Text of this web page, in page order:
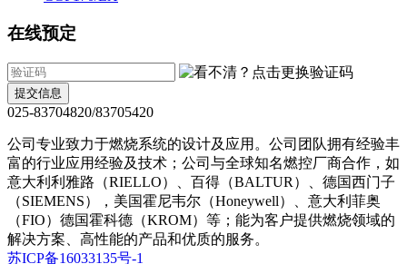
在线预定
提交信息
025-83704820/83705420
公司专业致力于燃烧系统的设计及应用。公司团队拥有经验丰
富的行业应用经验及技术；公司与全球知名燃控厂商合作，如
意大利利雅路（RIELLO）、百得（BALTUR）、德国西门子
（SIEMENS），美国霍尼韦尔（Honeywell）、意大利菲奥
（FIO）德国霍科德（KROM）等；能为客户提供燃烧领域的
解决方案、高性能的产品和优质的服务。
苏ICP备16033135号-1